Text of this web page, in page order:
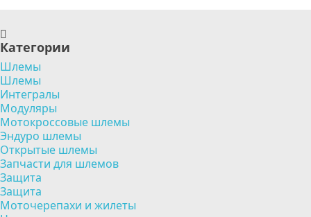
Категории
Шлемы
Шлемы
Интегралы
Модуляры
Мотокроссовые шлемы
Эндуро шлемы
Открытые шлемы
Запчасти для шлемов
Защита
Защита
Моточерепахи и жилеты